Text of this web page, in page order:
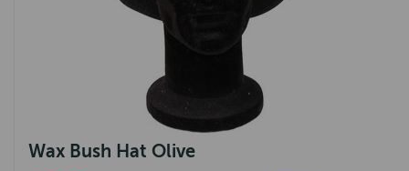
Wax Bush Hat Olive